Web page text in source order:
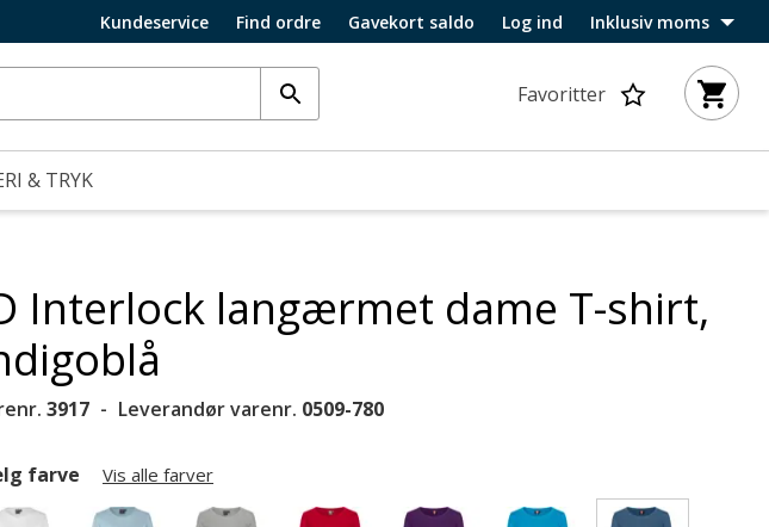
Kundeservice Find ordre Gavekort saldo Log ind Inklusiv moms
Favoritter
& TRYK
Interlock langærmet dame T-shirt,
3917 Leverandør varenr. 0509-780
farve Vis alle farver